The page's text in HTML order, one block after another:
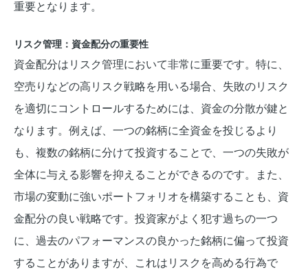
重要となります。
リスク管理：資金配分の重要性
資金配分はリスク管理において非常に重要です。特に、
空売りなどの高リスク戦略を用いる場合、失敗のリスク
を適切にコントロールするためには、資金の分散が鍵と
なります。例えば、一つの銘柄に全資金を投じるより
も、複数の銘柄に分けて投資することで、一つの失敗が
全体に与える影響を抑えることができるのです。また、
市場の変動に強いポートフォリオを構築することも、資
金配分の良い戦略です。投資家がよく犯す過ちの一つ
に、過去のパフォーマンスの良かった銘柄に偏って投資
することがありますが、これはリスクを高める行為で